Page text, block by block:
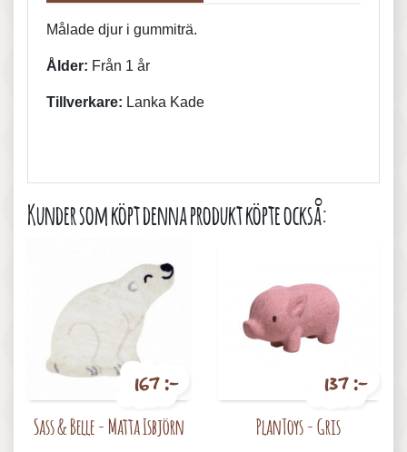
Målade djur i gummiträ.
Ålder: Från 1 år
Tillverkare: Lanka Kade
Kunder som köpt denna produkt köpte också:
167 :-
Sass & Belle - Matta Isbjörn
137 :-
PlanToys - Gris